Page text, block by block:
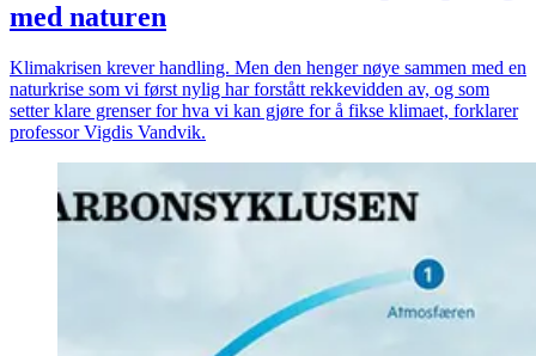
med naturen
Klimakrisen krever handling. Men den henger nøye sammen med en
naturkrise som vi først nylig har forstått rekkevidden av, og som
setter klare grenser for hva vi kan gjøre for å fikse klimaet, forklarer
professor Vigdis Vandvik.